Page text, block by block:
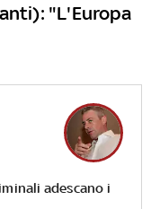
"L'Europa
adescano i